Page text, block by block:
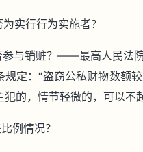
实行行为实施者？
参与销赃？——最高人民法
规定：“盗窃公私财物数额
犯的，情节轻微的，可以不
例情况？